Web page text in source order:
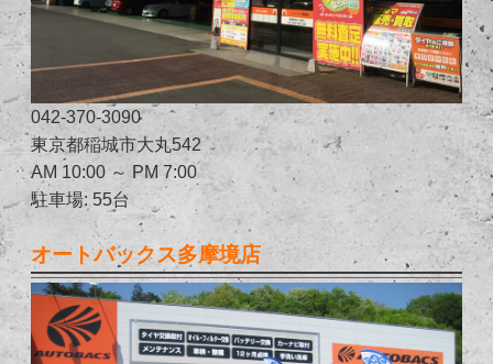
042-370-3090
東京都稲城市大丸542
AM 10:00 ～ PM 7:00
駐車場: 55台
オートバックス多摩境店